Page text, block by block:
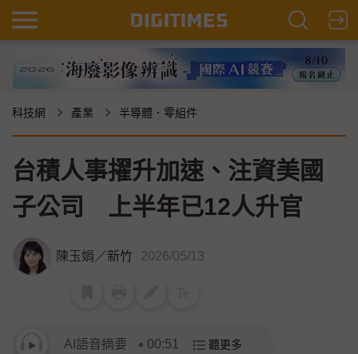
科技網 產業 半導體．零組件
台積人事擢升加速、注資美國
子公司 上半年已12人升官
陳玉娟／新竹 2026/05/13
AI語音摘要 00:51 聽更多